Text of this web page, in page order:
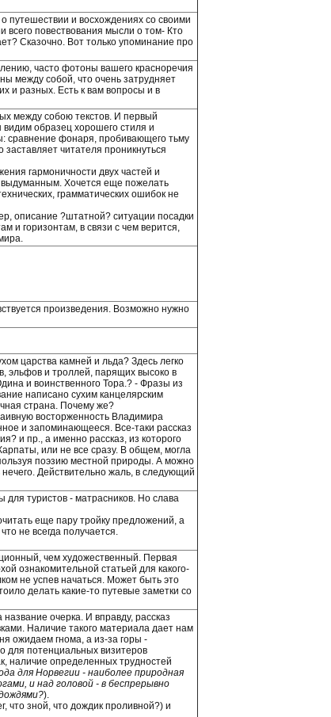
путешествии и восхождениях со своими
всего повествования мысли о том- Кто
Сказочно. Вот только упоминание про
часто фотоны вашего красноречия
между собой, что очень затрудняет
и разных. Есть к вам вопросы и в
между собою текстов. И первый
образец хорошего стиля и
сравнение фонаря, пробивающего тьму
читателя проникнуться
гармоничности двух частей и
выдуманным. Хочется еще пожелать
грамматических ошибок не
описание ?штатной? ситуации посадки
и горизонтам, в связи с чем верится,
произведения. Возможно нужно
царства камней и льда? Здесь легко
эльфов и троллей, парящих высоко в
и воинственного Тора.? - Фразы из
написано сухим канцелярским
страна. Почему же?
восторженность Владимира
и запоминающееся. Все-таки рассказ
и пр., а именно рассказ, из которого
или не все сразу. В общем, могла
поэзию местной природы. А можно
Действительно жаль, в следующий
для туристов - матрасников. Но слава
еще пару тройку предложений, а
не всегда получается.
чем художественный. Первая
ознакомительной статьей для какого-
не успев начаться. Может быть это
делать какие-то путевые заметки со
очерка. И вправду, рассказ
Наличие такого материала дает нам
ожидаем гнома, а из-за горы -
для потенциальных визитеров
наличие определенных трудностей
для Норвегии - наиболее природная
и над головой - в беспрерывно
).
что зной, что дождик проливной?) и